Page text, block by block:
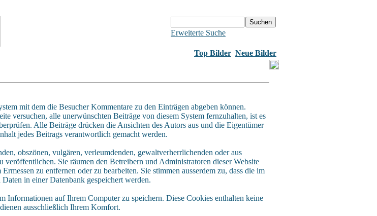
Erweiterte Suche
Top Bilder Neue Bilder
mit dem die Besucher Kommentare zu den Einträgen abgeben können.
versuchen, alle unerwünschten Beiträge von diesem System fernzuhalten, ist es
Alle Beiträge drücken die Ansichten des Autors aus und die Eigentümer
jedes Beitrags verantwortlich gemacht werden.
obszönen, vulgären, verleumdenden, gewaltverherrlichenden oder aus
veröffentlichen. Sie räumen den Betreibern und Administratoren dieser Website
zu entfernen oder zu bearbeiten. Sie stimmen ausserdem zu, dass die im
in einer Datenbank gespeichert werden.
Informationen auf Ihrem Computer zu speichern. Diese Cookies enthalten keine
ausschließlich Ihrem Komfort.